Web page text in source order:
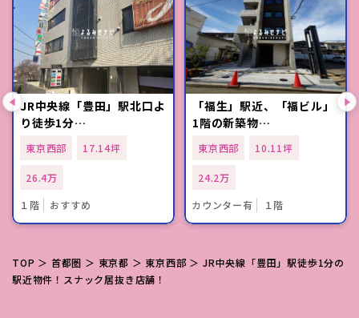
JR中央線「豊田」駅北口よ
り徒歩1分…
東京西部 17.14坪
26.4万
１階
おすすめ
「福生」駅近、「福ビル」
1階の新築物…
東京西部 10.11坪
24.2万
カウンター有
１階
TOP ＞ 首都圏 ＞ 東京都 ＞ 東京西部 ＞ JR中央線「豊田」駅徒歩1分の
駅近物件！スナック居抜き店舗！